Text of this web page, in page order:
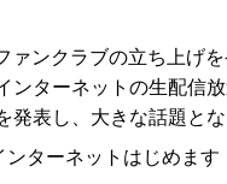
ァンクラブの立ち上げ
ンターネットの生配信
表し、大きな話題とな
ンターネットはじめま